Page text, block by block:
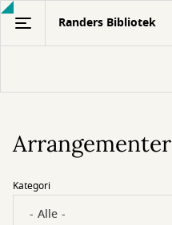
Gå
hovedindhold
Randers Bibliotek
Arrangementer
Kategori